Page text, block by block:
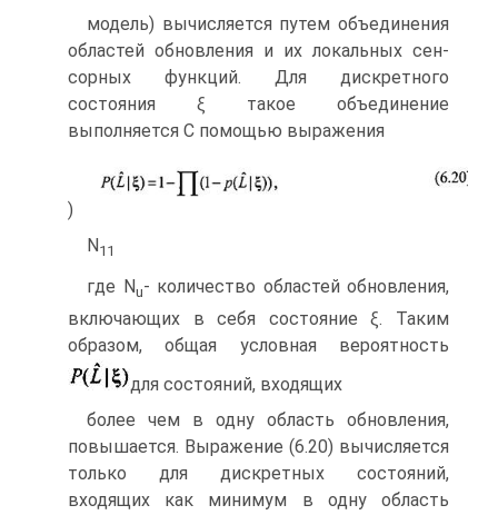
модель) вычисляется путем объединения
областей обновления и их локальных сен­
сорных функций. Для дискретного
состояния ξ такое объединение
выполняется C помощью выражения
)
N11
где Nu- количество областей обновления,
включающих в себя состояние ξ. Таким
образом, общая условная вероятность
для состояний, входящих
более чем в одну область обновления,
повышается. Выражение (6.20) вычисля­ется
только для дискретных состояний,
входящих как минимум в одну область